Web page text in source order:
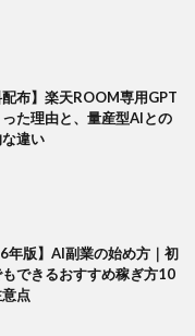
配布】楽天ROOM専用GPT
た理由と、量産型AIとの
違い
年版】AI副業の始め方｜初
できるおすすめ稼ぎ方10
点